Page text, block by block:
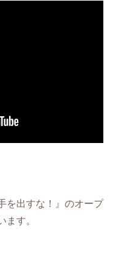
を出すな！』のオープ
ます。